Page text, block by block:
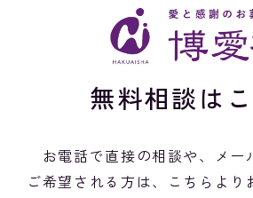
無料相談は
お電話で直接の相談や、メー
ご希望される方は、こちらより